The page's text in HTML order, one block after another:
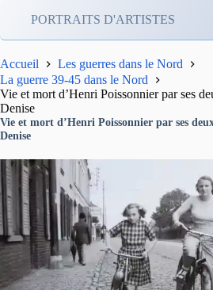
contenu
PORTRAITS D'ARTISTES
Accueil
Les guerres dans le Nord
La guerre 39-45 dans le Nord
Vie et mort d’Henri Poissonnier par ses
Denise
Vie et mort d’Henri Poissonnier par ses
Denise